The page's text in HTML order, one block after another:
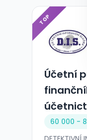
TOP
Účetní
60 000 -